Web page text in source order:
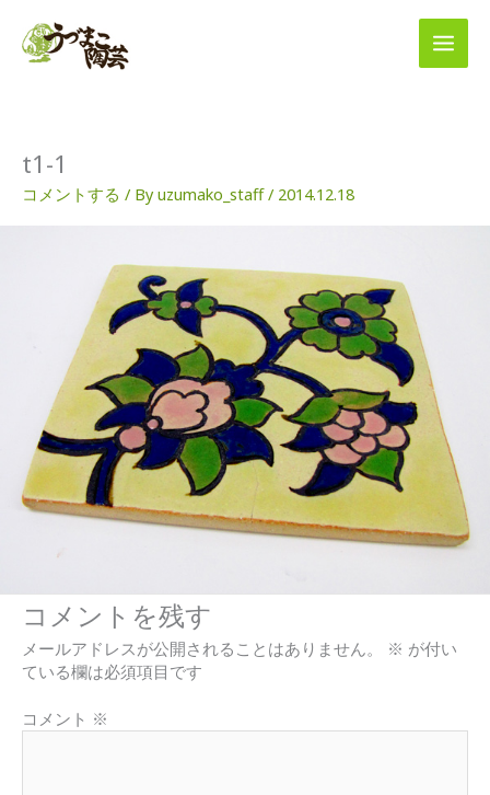
t1-1
コメントする / Byuzumako_staff/ 2014.12.18
コメントを残す
メールアドレスが公開されることはありません。 ※ が付い
ている欄は必須項目です
コメント ※